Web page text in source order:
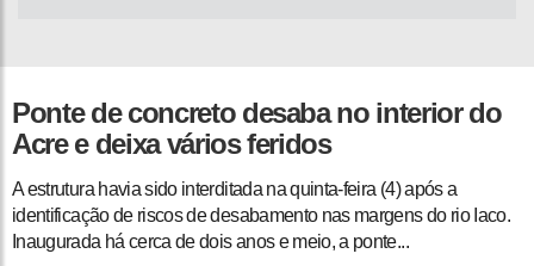
Ponte de concreto desaba no interior do
Acre e deixa vários feridos
A estrutura havia sido interditada na quinta-feira (4) após a
identificação de riscos de desabamento nas margens do rio Iaco.
Inaugurada há cerca de dois anos e meio, a ponte...